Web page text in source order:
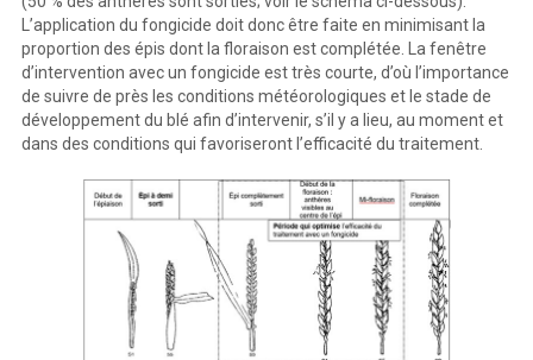
L’application du fongicide doit donc être faite en minimisant la
proportion des épis dont la floraison est complétée. La fenêtre
d’intervention avec un fongicide est très courte, d’où l’importance
de suivre de près les conditions météorologiques et le stade de
développement du blé afin d’intervenir, s’il y a lieu, au moment et
dans des conditions qui favoriseront l’efficacité du traitement.